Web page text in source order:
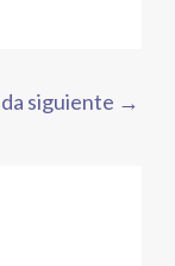
siguiente →